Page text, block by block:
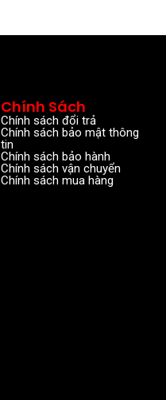
Chính Sách
Chính sách đổi trả
Chính sách bảo mật thông
tin
Chính sách bảo hành
Chính sách vận chuyển
Chính sách mua hàng